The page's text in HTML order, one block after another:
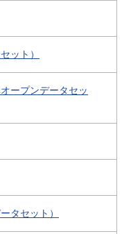
ット）
ープンデータセッ
タセット）